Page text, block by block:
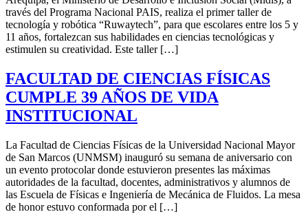
través del Programa Nacional PAIS, realiza el primer taller de
tecnología y robótica “Ruwaytech”, para que escolares entre los 5 y
11 años, fortalezcan sus habilidades en ciencias tecnológicas y
estimulen su creatividad. Este taller […]
FACULTAD DE CIENCIAS FÍSICAS
CUMPLE 39 AÑOS DE VIDA
INSTITUCIONAL
La Facultad de Ciencias Físicas de la Universidad Nacional Mayor
de San Marcos (UNMSM) inauguró su semana de aniversario con
un evento protocolar donde estuvieron presentes las máximas
autoridades de la facultad, docentes, administrativos y alumnos de
las Escuela de Físicas e Ingeniería de Mecánica de Fluidos. La mesa
de honor estuvo conformada por el […]